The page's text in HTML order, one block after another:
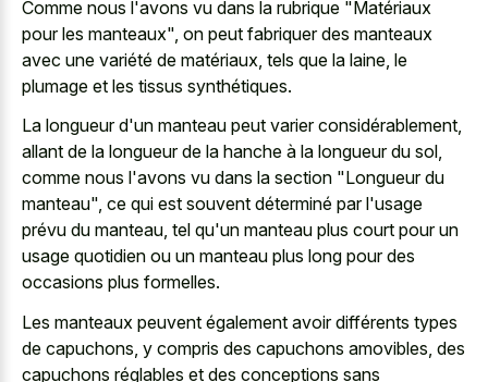
Comme nous l'avons vu dans la rubrique "Matériaux
pour les manteaux", on peut fabriquer des manteaux
avec une variété de matériaux, tels que la laine, le
plumage et les tissus synthétiques.
La longueur d'un manteau peut varier considérablement,
allant de la longueur de la hanche à la longueur du sol,
comme nous l'avons vu dans la section "Longueur du
manteau", ce qui est souvent déterminé par l'usage
prévu du manteau, tel qu'un manteau plus court pour un
usage quotidien ou un manteau plus long pour des
occasions plus formelles.
Les manteaux peuvent également avoir différents types
de capuchons, y compris des capuchons amovibles, des
capuchons réglables et des conceptions sans